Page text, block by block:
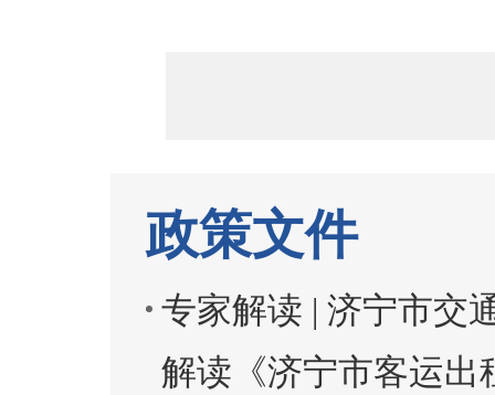
政策文件
专家解读 | 济宁市交
解读《济宁市客运出